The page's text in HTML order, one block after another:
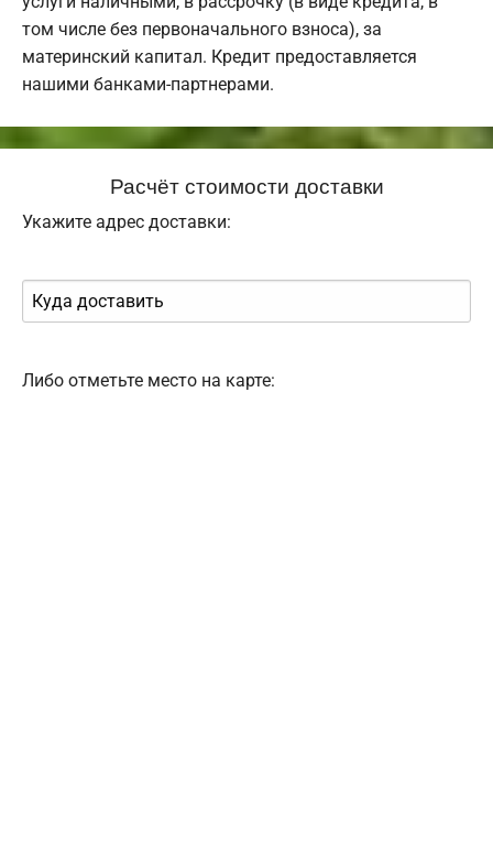
том числе без первоначального взноса), за
материнский капитал. Кредит предоставляется
нашими банками-партнерами.
Расчёт стоимости доставки
Укажите адрес доставки:
Либо отметьте место на карте: